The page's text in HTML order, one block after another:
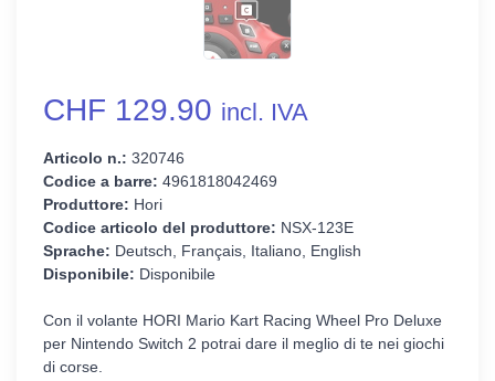
CHF 129.90 incl. IVA
Articolo n.: 320746
Codice a barre: 4961818042469
Produttore: Hori
Codice articolo del produttore: NSX-123E
Sprache: Deutsch, Français, Italiano, English
Disponibile: Disponibile
Con il volante HORI Mario Kart Racing Wheel Pro Deluxe
per Nintendo Switch 2 potrai dare il meglio di te nei giochi
di corse.